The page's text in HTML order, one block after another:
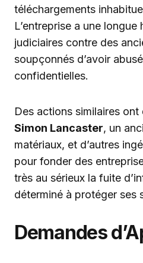
téléchargements
L’entreprise a une
judiciaires contre des
soupçonnés d’avoir
confidentielles.
Des actions similaires
Simon Lancaster, un
matériaux, et d’autres
pour fonder des
très au sérieux la fuite
déterminé à protéger ses
Demandes